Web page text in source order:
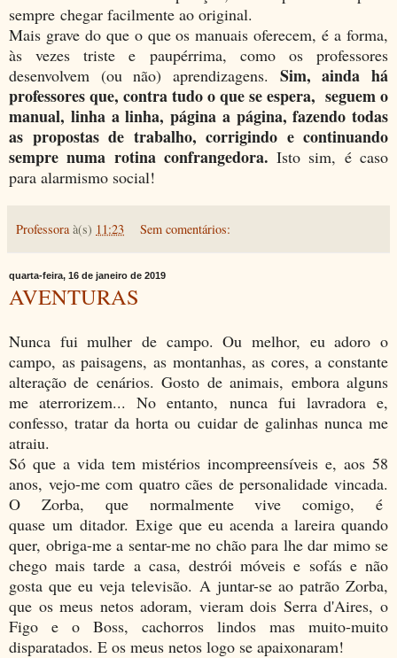
sempre chegar facilmente ao original.
Mais grave do que o que os manuais oferecem, é a forma,
às vezes triste e paupérrima, como os professores
desenvolvem (ou não) aprendizagens. Sim, ainda há
professores que, contra tudo o que se espera, seguem o
manual, linha a linha, página a página, fazendo todas
as propostas de trabalho, corrigindo e continuando
sempre numa rotina confrangedora. Isto sim, é caso
para alarmismo social!
Professora à(s) 11:23 Sem comentários:
quarta-feira, 16 de janeiro de 2019
AVENTURAS
Nunca fui mulher de campo. Ou melhor, eu adoro o
campo, as paisagens, as montanhas, as cores, a constante
alteração de cenários. Gosto de animais, embora alguns
me aterrorizem... No entanto, nunca fui lavradora e,
confesso, tratar da horta ou cuidar de galinhas nunca me
atraiu.
Só que a vida tem mistérios incompreensíveis e, aos 58
anos, vejo-me com quatro cães de personalidade vincada.
O Zorba, que normalmente vive comigo, é
quaseum ditador. Exige que eu acenda a lareira quando
quer, obriga-me a sentar-me no chão para lhe dar mimo se
chego mais tarde a casa, destrói móveis e sofás e não
gosta que eu veja televisão. A juntar-se ao patrão Zorba,
que os meus netos adoram, vieram dois Serra d'Aires, o
Figo e o Boss, cachorros lindos mas muito-muito
disparatados. E os meus netos logo se apaixonaram!